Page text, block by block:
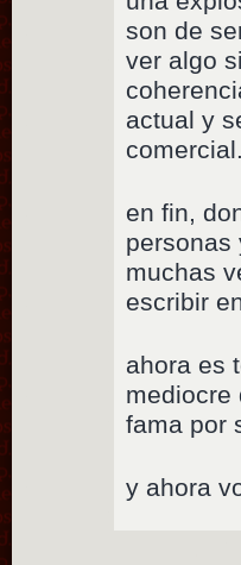
son de
ver algo
actual y
comercial.
en fin,
personas
muchas
escribir
ahora es
mediocre
fama por
y ahora